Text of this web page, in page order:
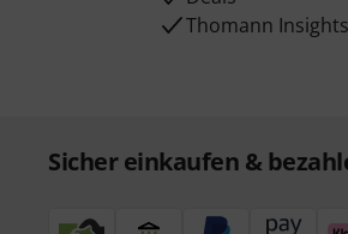
Thomann Insights
Sicher einkaufen &